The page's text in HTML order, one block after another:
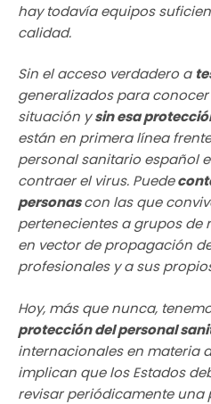
hay todavía equipos
calidad.
Sin el acceso verdadero a
generalizados para
situación ysin esa
están en primera línea
personal sanitario español
contraer el virus. Puede
personascon las que
pertenecientes a grupos de
en vector de propagación
profesionales y a sus
Hoy, más que nunca,
protección del personal
internacionales en materia
implican que los Estados
revisar periódicamente una